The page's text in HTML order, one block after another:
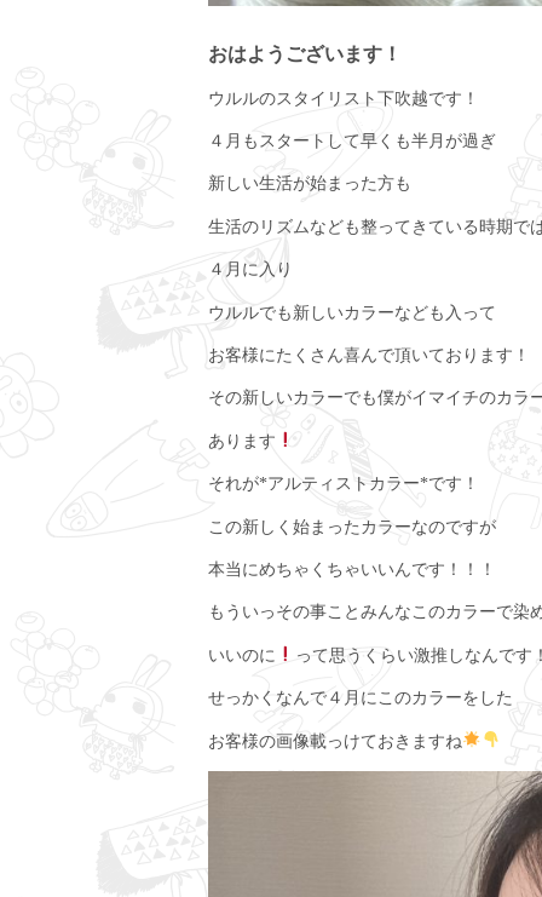
おはようございます！
ウルルのスタイリスト下吹越です！
４月もスタートして早くも半月が過ぎ
新しい生活が始まった方も
生活のリズムなども整ってきている時期で
４月に入り
ウルルでも新しいカラーなども入って
お客様にたくさん喜んで頂いております！
その新しいカラーでも僕がイマイチのカラ
あります
それが*アルティストカラー*です！
この新しく始まったカラーなのですが
本当にめちゃくちゃいいんです！！！
もういっその事ことみんなこのカラーで染
いいのに って思うくらい激推しなんです
せっかくなんで４月にこのカラーをした
お客様の画像載っけておきますね